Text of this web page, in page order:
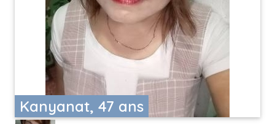
Kanyanat, 47 ans